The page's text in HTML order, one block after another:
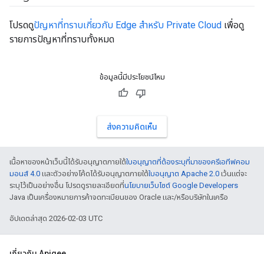
โปรดดูปัญหาที่ทราบเกี่ยวกับ Edge สำหรับ Private Cloud เพื่อดู
รายการปัญหาที่ทราบทั้งหมด
ข้อมูลนี้มีประโยชน์ไหม
ส่งความคิดเห็น
เนื้อหาของหน้าเว็บนี้ได้รับอนุญาตภายใต้ใบอนุญาตที่ต้องระบุที่มาของครีเอทีฟคอม
มอนส์ 4.0 และตัวอย่างโค้ดได้รับอนุญาตภายใต้ใบอนุญาต Apache 2.0 เว้นแต่จะ
ระบุไว้เป็นอย่างอื่น โปรดดูรายละเอียดที่นโยบายเว็บไซต์ Google Developers
Java เป็นเครื่องหมายการค้าจดทะเบียนของ Oracle และ/หรือบริษัทในเครือ
อัปเดตล่าสุด 2026-02-03 UTC